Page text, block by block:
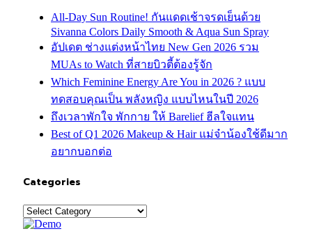
All-Day Sun Routine! กันแดดเช้าจรดเย็นด้วย
Sivanna Colors Daily Smooth & Aqua Sun Spray
อัปเดต ช่างแต่งหน้าไทย New Gen 2026 รวม
MUAs to Watch ที่สายบิวตี้ต้องรู้จัก
Which Feminine Energy Are You in 2026 ? แบบ
ทดสอบคุณเป็น พลังหญิง แบบไหนในปี 2026
ถึงเวลาพักใจ พักกาย ให้ Barelief ฮีลใจแทน
Best of Q1 2026 Makeup & Hair แม่จ๋าน้องใช้ดีมาก
อยากบอกต่อ
Categories
Categories